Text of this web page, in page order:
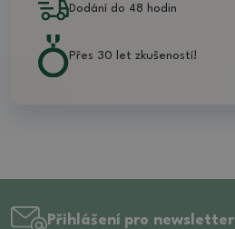
Dodání do 48 hodin
Přes 30 let zkušeností!
Přihlášení pro newsletter